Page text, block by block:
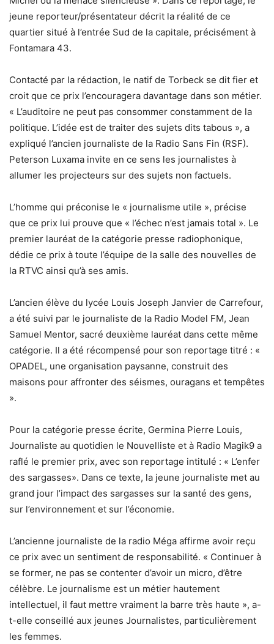
jeune reporteur/présentateur décrit la réalité de ce
quartier situé à l’entrée Sud de la capitale, précisément à
Fontamara 43.
Contacté par la rédaction, le natif de Torbeck se dit fier et
croit que ce prix l’encouragera davantage dans son métier.
« L’auditoire ne peut pas consommer constamment de la
politique. L’idée est de traiter des sujets dits tabous », a
expliqué l’ancien journaliste de la Radio Sans Fin (RSF).
Peterson Luxama invite en ce sens les journalistes à
allumer les projecteurs sur des sujets non factuels.
L’homme qui préconise le « journalisme utile », précise
que ce prix lui prouve que « l’échec n’est jamais total ». Le
premier lauréat de la catégorie presse radiophonique,
dédie ce prix à toute l’équipe de la salle des nouvelles de
la RTVC ainsi qu’à ses amis.
L’ancien élève du lycée Louis Joseph Janvier de Carrefour,
a été suivi par le journaliste de la Radio Model FM, Jean
Samuel Mentor, sacré deuxième lauréat dans cette même
catégorie. Il a été récompensé pour son reportage titré : «
OPADEL, une organisation paysanne, construit des
maisons pour affronter des séismes, ouragans et tempêtes
».
Pour la catégorie presse écrite, Germina Pierre Louis,
Journaliste au quotidien le Nouvelliste et à Radio Magik9 a
raflé le premier prix, avec son reportage intitulé : « L’enfer
des sargasses». Dans ce texte, la jeune journaliste met au
grand jour l’impact des sargasses sur la santé des gens,
sur l’environnement et sur l’économie.
L’ancienne journaliste de la radio Méga affirme avoir reçu
ce prix avec un sentiment de responsabilité. « Continuer à
se former, ne pas se contenter d’avoir un micro, d’être
célèbre. Le journalisme est un métier hautement
intellectuel, il faut mettre vraiment la barre très haute », a-
t-elle conseillé aux jeunes Journalistes, particulièrement
les femmes.